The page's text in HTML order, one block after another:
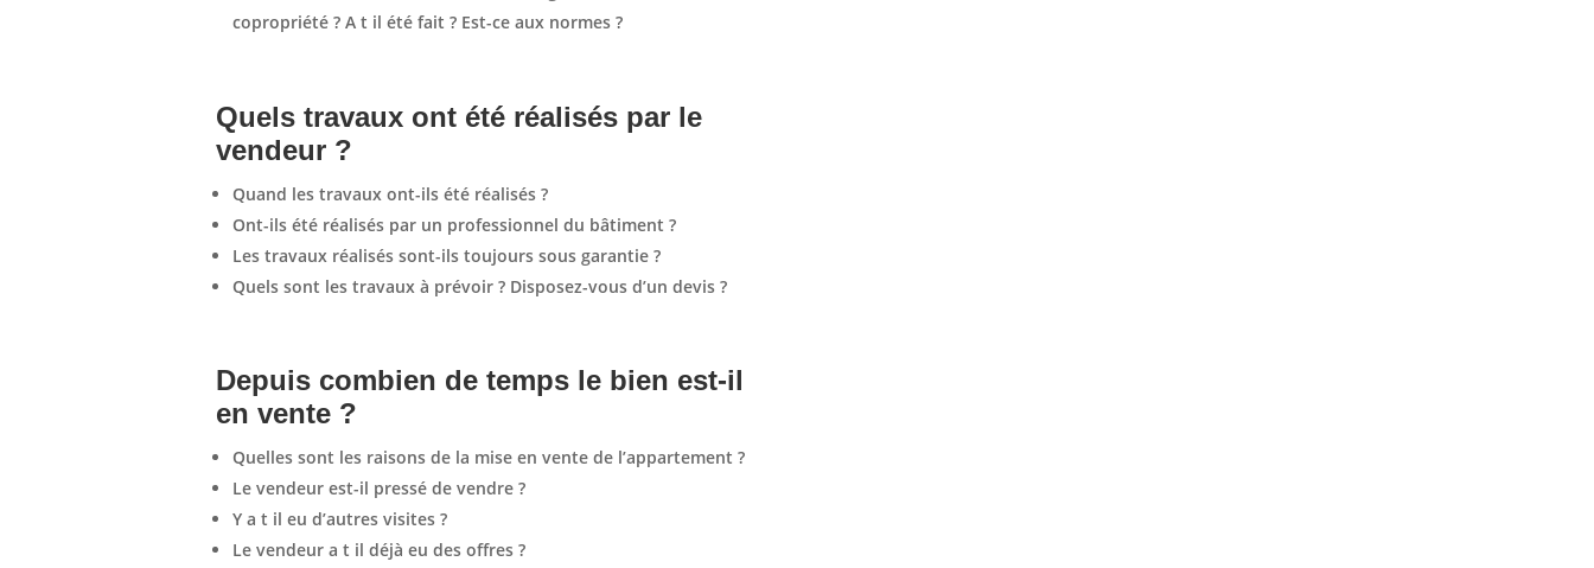
copropriété ? A t il été fait ? Est-ce aux normes ?
Quels travaux ont été réalisés par le
vendeur ?
Quand les travaux ont-ils été réalisés ?
Ont-ils été réalisés par un professionnel du bâtiment ?
Les travaux réalisés sont-ils toujours sous garantie ?
Quels sont les travaux à prévoir ? Disposez-vous d’un devis ?
Depuis combien de temps le bien est-il
en vente ?
Quelles sont les raisons de la mise en vente de l’appartement ?
Le vendeur est-il pressé de vendre ?
Y a t il eu d’autres visites ?
Le vendeur a t il déjà eu des offres ?